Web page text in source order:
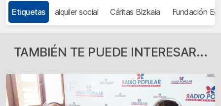
Etiquetas alquiler social Cáritas Bizkaia Fundación
TAMBIÉN TE PUEDE INTERESAR...